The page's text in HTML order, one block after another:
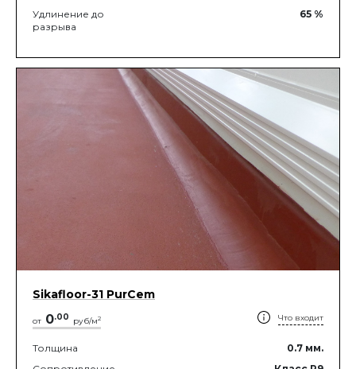
Удлинение до
разрыва
65 %
Sikafloor-31 PurCem
от 0.00 руб/м2 Что входит
Толщина 0.7 мм.